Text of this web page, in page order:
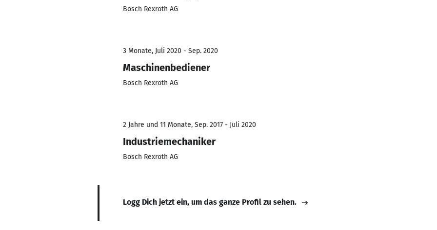
Bosch Rexroth AG
3 Monate, Juli 2020 - Sep. 2020
Maschinenbediener
Bosch Rexroth AG
2 Jahre und 11 Monate, Sep. 2017 - Juli 2020
Industriemechaniker
Bosch Rexroth AG
Logg Dich jetzt ein, um das ganze Profil zu sehen.